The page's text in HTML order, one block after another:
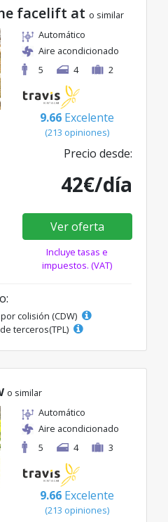
facelift at o similar
Automático
Aire acondicionado
5
4 2
9.66 Excelente
(213 opiniones)
Precio desde:
42€/día
Ver oferta
Incluye tasas e
impuestos. (VAT)
colisión (CDW)
terceros(TPL)
o similar
Automático
Aire acondicionado
5
4 3
9.66 Excelente
(213 opiniones)